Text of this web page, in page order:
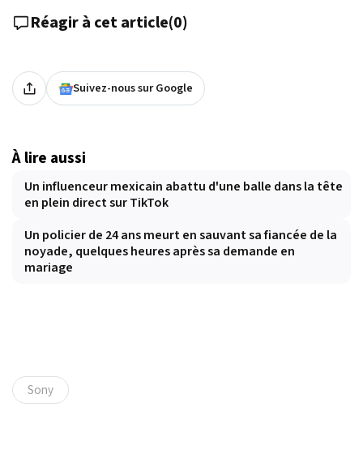
Réagir à cet article(0)
Suivez-nous sur Google
À lire aussi
Un influenceur mexicain abattu d'une balle dans la tête
en plein direct sur TikTok
Un policier de 24 ans meurt en sauvant sa fiancée de la
noyade, quelques heures après sa demande en
mariage
Sony